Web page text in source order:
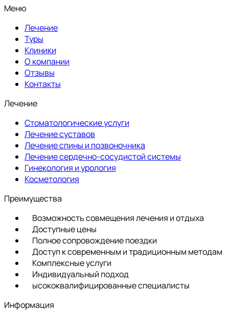
Меню
Лечение
Туры
Клиники
О компании
Отзывы
Контакты
Лечение
Стоматологические услуги
Лечение суставов
Лечение спины и позвоночника
Лечение сердечно-сосудистой системы
Гинекология и урология
Косметология
Преимущества
Возможность совмещения лечения и отдыха
Доступные цены
Полное сопровождение поездки
Доступ к современным и традиционным методам
Комплексные услуги
Индивидуальный подход
ысококвалифицированные специалисты
Информация